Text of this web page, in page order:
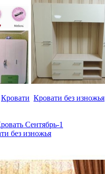
Кровати Кровати без изножья
Сентябрь-1
без изножья